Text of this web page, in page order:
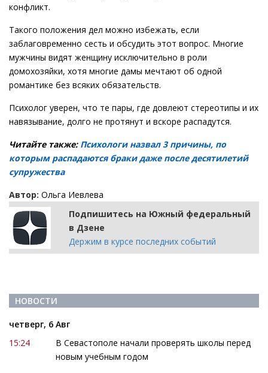
конфликт.
Такого положения дел можно избежать, если
заблаговременно сесть и обсудить этот вопрос. Многие
мужчины видят женщину исключительно в роли
домохозяйки, хотя многие дамы мечтают об одной
романтике без всяких обязательств.
Психолог уверен, что те пары, где довлеют стереотипы и их
навязывание, долго не протянут и вскоре распадутся.
Читайте также: Психологи назвал 3 причины, по
которым распадаются браки даже после десятилетий
супружества
Автор: Ольга Иевлева
Подпишитесь на Южный федеральный
в Дзене
Держим в курсе последних событий
НОВОСТИ
четверг, 6 Авг
15:24
В Севастополе начали проверять школы перед
новым учебным годом